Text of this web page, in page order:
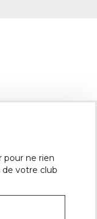
pour ne rien
de votre club